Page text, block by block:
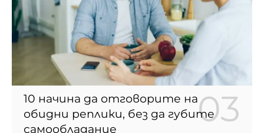
10 начина да отговорите на
обидни реплики, без да губите
самообладание